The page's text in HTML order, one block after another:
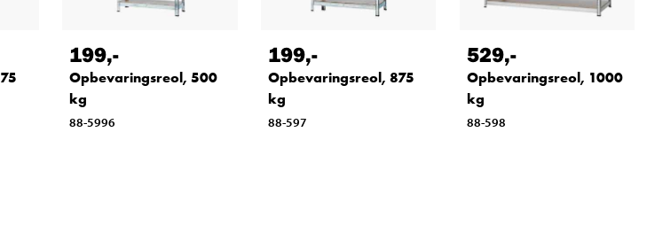
199,-
Opbevaringsreol, 500
kg
88-5996
199,-
Opbevaringsreol, 875
kg
88-597
529,-
Opbevaringsreol, 1000
kg
88-598